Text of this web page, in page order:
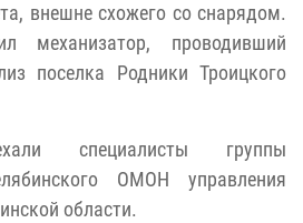
внешне схожего со снарядом.
механизатор, проводивший
поселка Родники Троицкого
специалисты группы
ОМОН управления
области.